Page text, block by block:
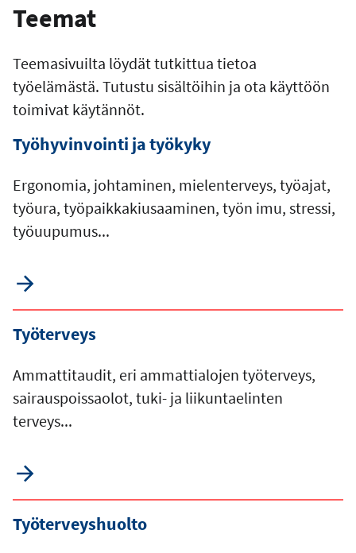
Teemat
Teemasivuilta löydät tutkittua tietoa
työelämästä. Tutustu sisältöihin ja ota käyttöön
toimivat käytännöt.
Työhyvinvointi ja työkyky
Ergonomia, johtaminen, mielenterveys, työajat,
työura, työpaikkakiusaaminen, työn imu, stressi,
työuupumus...
Työterveys
Ammattitaudit, eri ammattialojen työterveys,
sairauspoissaolot, tuki- ja liikuntaelinten
terveys...
Työterveyshuolto